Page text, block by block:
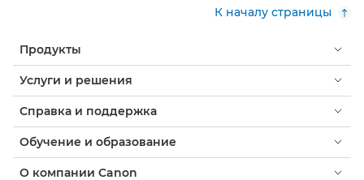
К началу страницы
Продукты
Услуги и решения
Справка и поддержка
Обучение и образование
О компании Canon